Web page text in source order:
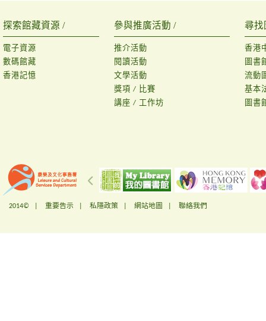
探索館藏資源 /
電子資源
數碼館藏
香港記憶
參與推廣活動 /
推介活動
閱讀活動
文學活動
獎項 / 比賽
講座 / 工作坊
尋找
香港
圖書
流動
基本
圖書
2014© | 重要告示 私隱政策 網站地圖 聯絡我們